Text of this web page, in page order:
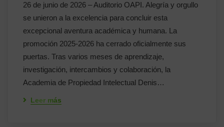
26 de junio de 2026 – Auditorio OAPI. Alegría y orgullo
se unieron a la excelencia para concluir esta
excepcional aventura académica y humana. La
promoción 2025-2026 ha cerrado oficialmente sus
puertas. Tras varios meses de aprendizaje,
investigación, intercambios y colaboración, la
Academia de Propiedad Intelectual Denis…
Leer más